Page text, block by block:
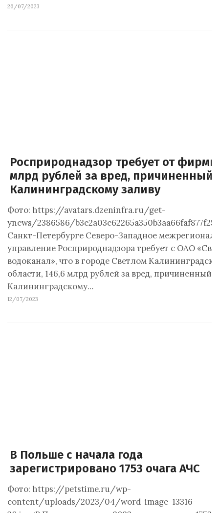
26/07/2023
Росприроднадзор требует от фирмы
млрд рублей за вред, причиненный
Калининградскому заливу
Фото: https://avatars.dzeninfra.ru/get-
ynews/2386586/
Санкт-Петербурге Северо-Западное
управление Росприроднадзора требует с ОАО
водоканал», что в городе Светлом
области, 146,6 млрд рублей за вред, причиненный
Калининградскому…
12/07/2023
В Польше с начала года
зарегистрировано 1753 очага АЧС
Фото: https://petstime.ru/wp-
content/uploads/2023/04/word-image-13316-